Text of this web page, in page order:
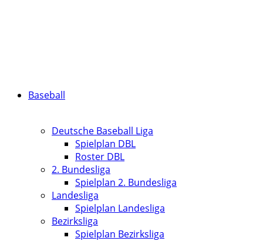
Baseball
Deutsche Baseball Liga
Spielplan DBL
Roster DBL
2. Bundesliga
Spielplan 2. Bundesliga
Landesliga
Spielplan Landesliga
Bezirksliga
Spielplan Bezirksliga